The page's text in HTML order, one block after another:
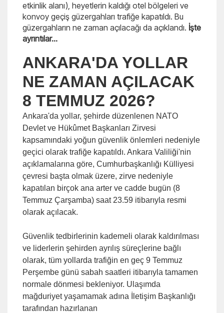
etkinlik alanı), heyetlerin kaldığı otel bölgeleri ve
konvoy geçiş güzergahları trafiğe kapatıldı. Bu
güzergahların ne zaman açılacağı da açıklandı. İşte
ayrıntılar...
ANKARA'DA YOLLAR
NE ZAMAN AÇILACAK
8 TEMMUZ 2026?
Ankara'da yollar, şehirde düzenlenen NATO
Devlet ve Hükûmet Başkanları Zirvesi
kapsamındaki yoğun güvenlik önlemleri nedeniyle
geçici olarak trafiğe kapatıldı. Ankara Valiliği'nin
açıklamalarına göre, Cumhurbaşkanlığı Külliyesi
çevresi başta olmak üzere, zirve nedeniyle
kapatılan birçok ana arter ve cadde bugün (8
Temmuz Çarşamba) saat 23.59 itibarıyla resmi
olarak açılacak.
Güvenlik tedbirlerinin kademeli olarak kaldırılması
ve liderlerin şehirden ayrılış süreçlerine bağlı
olarak, tüm yollarda trafiğin en geç 9 Temmuz
Perşembe günü sabah saatleri itibarıyla tamamen
normale dönmesi bekleniyor. Ulaşımda
mağduriyet yaşamamak adına İletişim Başkanlığı
tarafından hazırlanan